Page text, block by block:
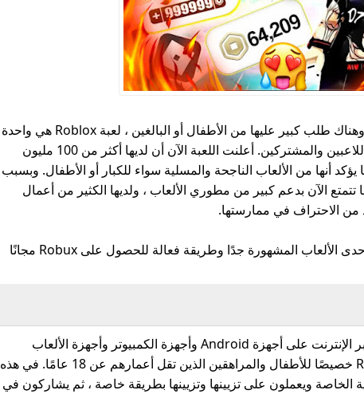
أصبحت الألعاب الإلكترونية مشهورة جدًا وهناك طلب كبير عليها من الأطفال أو البالغين ، لعبة Roblox هي واحدة
من تلك الألعاب التي تحظى بشعبية لدى اللاعبين والمشتركين. أعلنت اللعبة الآن أن لديها أكثر من 100 مليون
أنها من الألعاب الناجحة والمسلية سواء للكبار أو الأطفال. وبسبب
تتمتع الآن بدعم كبير من مطوري الألعاب ، ولديها الكثير من أعمال
من الاحتراف في ممارستها.
اليوم سوف نتعرف على لعبة Roblox ، إحدى الألعاب المشهورة جدًا وطريقة فعالة للحصول على Robux مجانًا
Roblox هي لعبة إلكترونية يمكن لعبها عبر الإنترنت على أجهزة Android وأجهزة الكمبيوتر وأجهزة الألعاب
الإلكترونية الأخرى. صُممت ألعاب Roblox خصيصًا للأطفال والمراهقين الذين تقل أعمارهم عن 18 عامًا. في هذه
الخاصة ويعملون على تزيينها وتزيينها بطريقة خاصة ، ثم يشاركون في